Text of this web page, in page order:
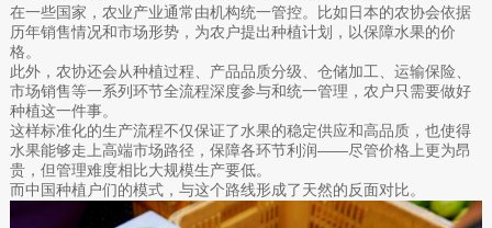
在一些国家，农业产业通常由机构统一管控。比如日本的农协会依据
历年销售情况和市场形势，为农户提出种植计划，以保障水果的价
格。
此外，农协还会从种植过程、产品品质分级、仓储加工、运输保险、
市场销售等一系列环节全流程深度参与和统一管理，农户只需要做好
种植这一件事。
这样标准化的生产流程不仅保证了水果的稳定供应和高品质，也使得
水果能够走上高端市场路径，保障各环节利润——尽管价格上更为昂
贵，但管理难度相比大规模生产要低。
而中国种植户们的模式，与这个路线形成了天然的反面对比。